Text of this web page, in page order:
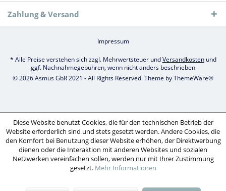
Zahlung & Versand
Impressum
* Alle Preise verstehen sich zzgl. Mehrwertsteuer undVersandkostenund
ggf. Nachnahmegebühren, wenn nicht anders beschrieben
© 2026 Asmus GbR 2021 - All Rights Reserved. Theme byThemeWare®
Diese Website benutzt Cookies, die für den technischen Betrieb der
Website erforderlich sind und stets gesetzt werden. Andere Cookies, die
den Komfort bei Benutzung dieser Website erhöhen, der Direktwerbung
dienen oder die Interaktion mit anderen Websites und sozialen
Netzwerken vereinfachen sollen, werden nur mit Ihrer Zustimmung
gesetzt. Mehr Informationen